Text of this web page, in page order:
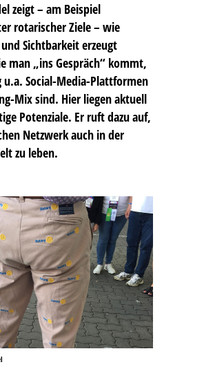
zeigt – am Beispiel
rotarischer Ziele – wie
Sichtbarkeit erzeugt
man „ins Gespräch“ kommt,
Social-Media-Plattformen
Mix sind. Hier liegen aktuell
Potenziale. Er ruft dazu auf,
Netzwerk auch in der
zu leben.